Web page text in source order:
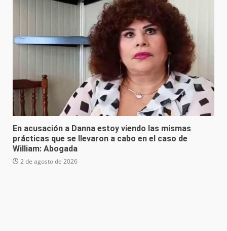
En acusación a Danna estoy viendo las mismas
prácticas que se llevaron a cabo en el caso de
William: Abogada
2 de agosto de 2026